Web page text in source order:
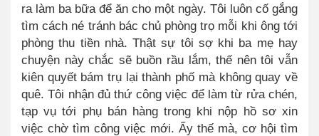
ra làm ba bữa để ăn cho một ngày. Tôi luôn cố gắng
tìm cách né tránh bác chủ phòng trọ mỗi khi ông tới
phòng thu tiền nhà. Thật sự tôi sợ khi ba mẹ hay
chuyện này chắc sẽ buồn rầu lắm, thế nên tôi vẫn
kiên quyết bám trụ lại thành phố mà không quay về
quê. Tôi nhận đủ thứ công việc để làm từ rửa chén,
tạp vụ tới phụ bán hàng trong khi nộp hồ sơ xin
việc chờ tìm công việc mới. Ấy thế mà, cơ hội tìm